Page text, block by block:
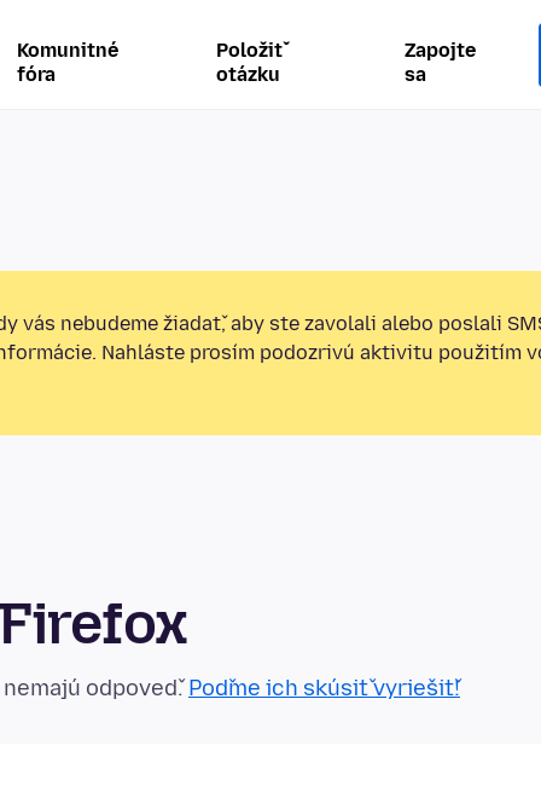
Komunitné
fóra
Položiť
otázku
Zapojte
sa
vás nebudeme žiadať, aby ste zavolali alebo poslali
Nahláste prosím podozrivú aktivitu použitím
odpoveď.Poďme ich skúsiť vyriešiť!